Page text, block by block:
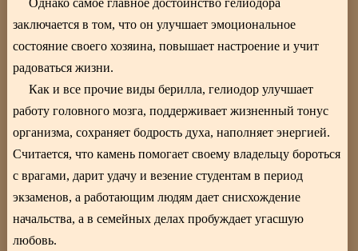
Однако самое главное достоинство гелиодора
заключается в том, что он улучшает эмоциональное
состояние своего хозяина, повышает настроение и учит
радоваться жизни.
Как и все прочие виды берилла, гелиодор улучшает
работу головного мозга, поддерживает жизненный тонус
организма, сохраняет бодрость духа, наполняет энергией.
Считается, что камень помогает своему владельцу бороться
с врагами, дарит удачу и везение студентам в период
экзаменов, а работающим людям дает снисхождение
начальства, а в семейных делах пробуждает угасшую
любовь.